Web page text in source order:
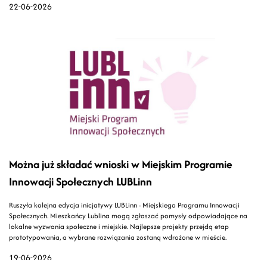
22-06-2026
Można już składać wnioski w Miejskim Programie
Innowacji Społecznych LUBLinn
Ruszyła kolejna edycja inicjatywy LUBLinn - Miejskiego Programu Innowacji
Społecznych. Mieszkańcy Lublina mogą zgłaszać pomysły odpowiadające na
lokalne wyzwania społeczne i miejskie. Najlepsze projekty przejdą etap
prototypowania, a wybrane rozwiązania zostaną wdrożone w mieście.